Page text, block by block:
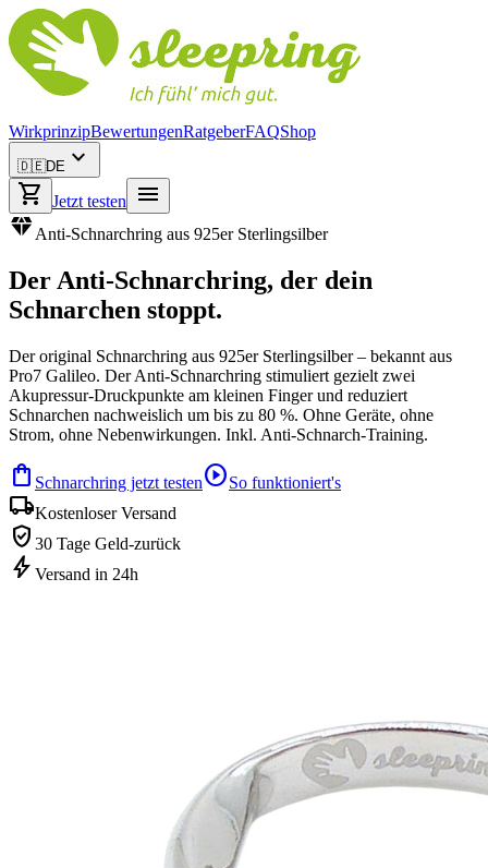
WirkprinzipBewertungenRatgeberFAQShop
🇩🇪DE expand_more
shopping_cart
Jetzt testen
menu
diamondAnti-Schnarchring aus 925er Sterlingsilber
Der Anti-Schnarchring, der dein
Schnarchen stoppt.
Der original Schnarchring aus 925er Sterlingsilber – bekannt aus
Pro7 Galileo. Der Anti-Schnarchring stimuliert gezielt zwei
Akupressur-Druckpunkte am kleinen Finger und reduziert
Schnarchen nachweislich um bis zu 80 %. Ohne Geräte, ohne
Strom, ohne Nebenwirkungen. Inkl. Anti-Schnarch-Training.
shopping_bag Schnarchring jetzt testenplay_circleSo funktioniert's
local_shippingKostenloser Versand
verified_user 30 Tage Geld-zurück
bolt Versand in 24h